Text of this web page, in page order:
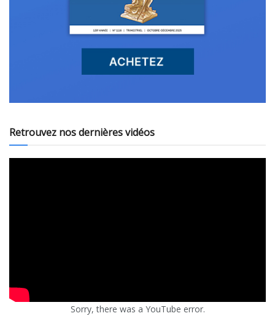
Retrouvez nos dernières vidéos
Sorry, there was a YouTube error.